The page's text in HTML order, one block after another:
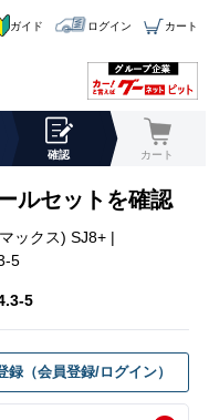
ガイド ログイン カート
確認 カート
ルセットを確認
ックス) SJ8+ |
5
5
録（会員登録/ログイン）